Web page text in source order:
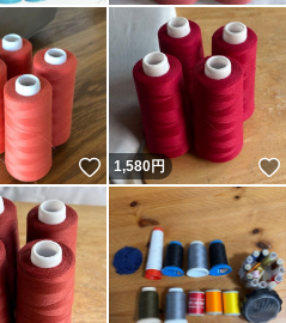
いいね！
1,580円